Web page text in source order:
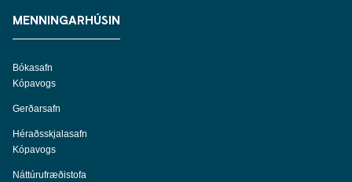
MENNINGARHÚSIN
Bókasafn
Kópavogs
Gerðarsafn
Héraðsskjalasafn
Kópavogs
Náttúrufræðistofa